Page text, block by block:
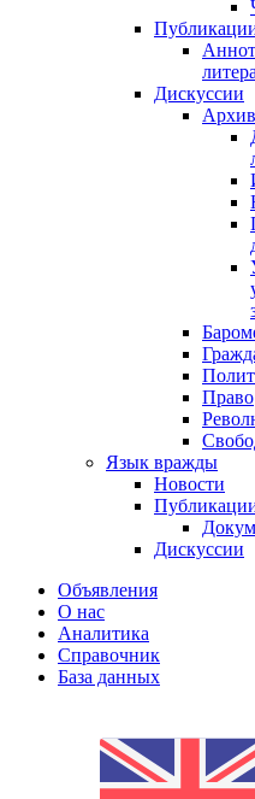
Дискуссии
Право
Язык вражды
Новости
Дискуссии
Объявления
О нас
Аналитика
Справочник
База данных